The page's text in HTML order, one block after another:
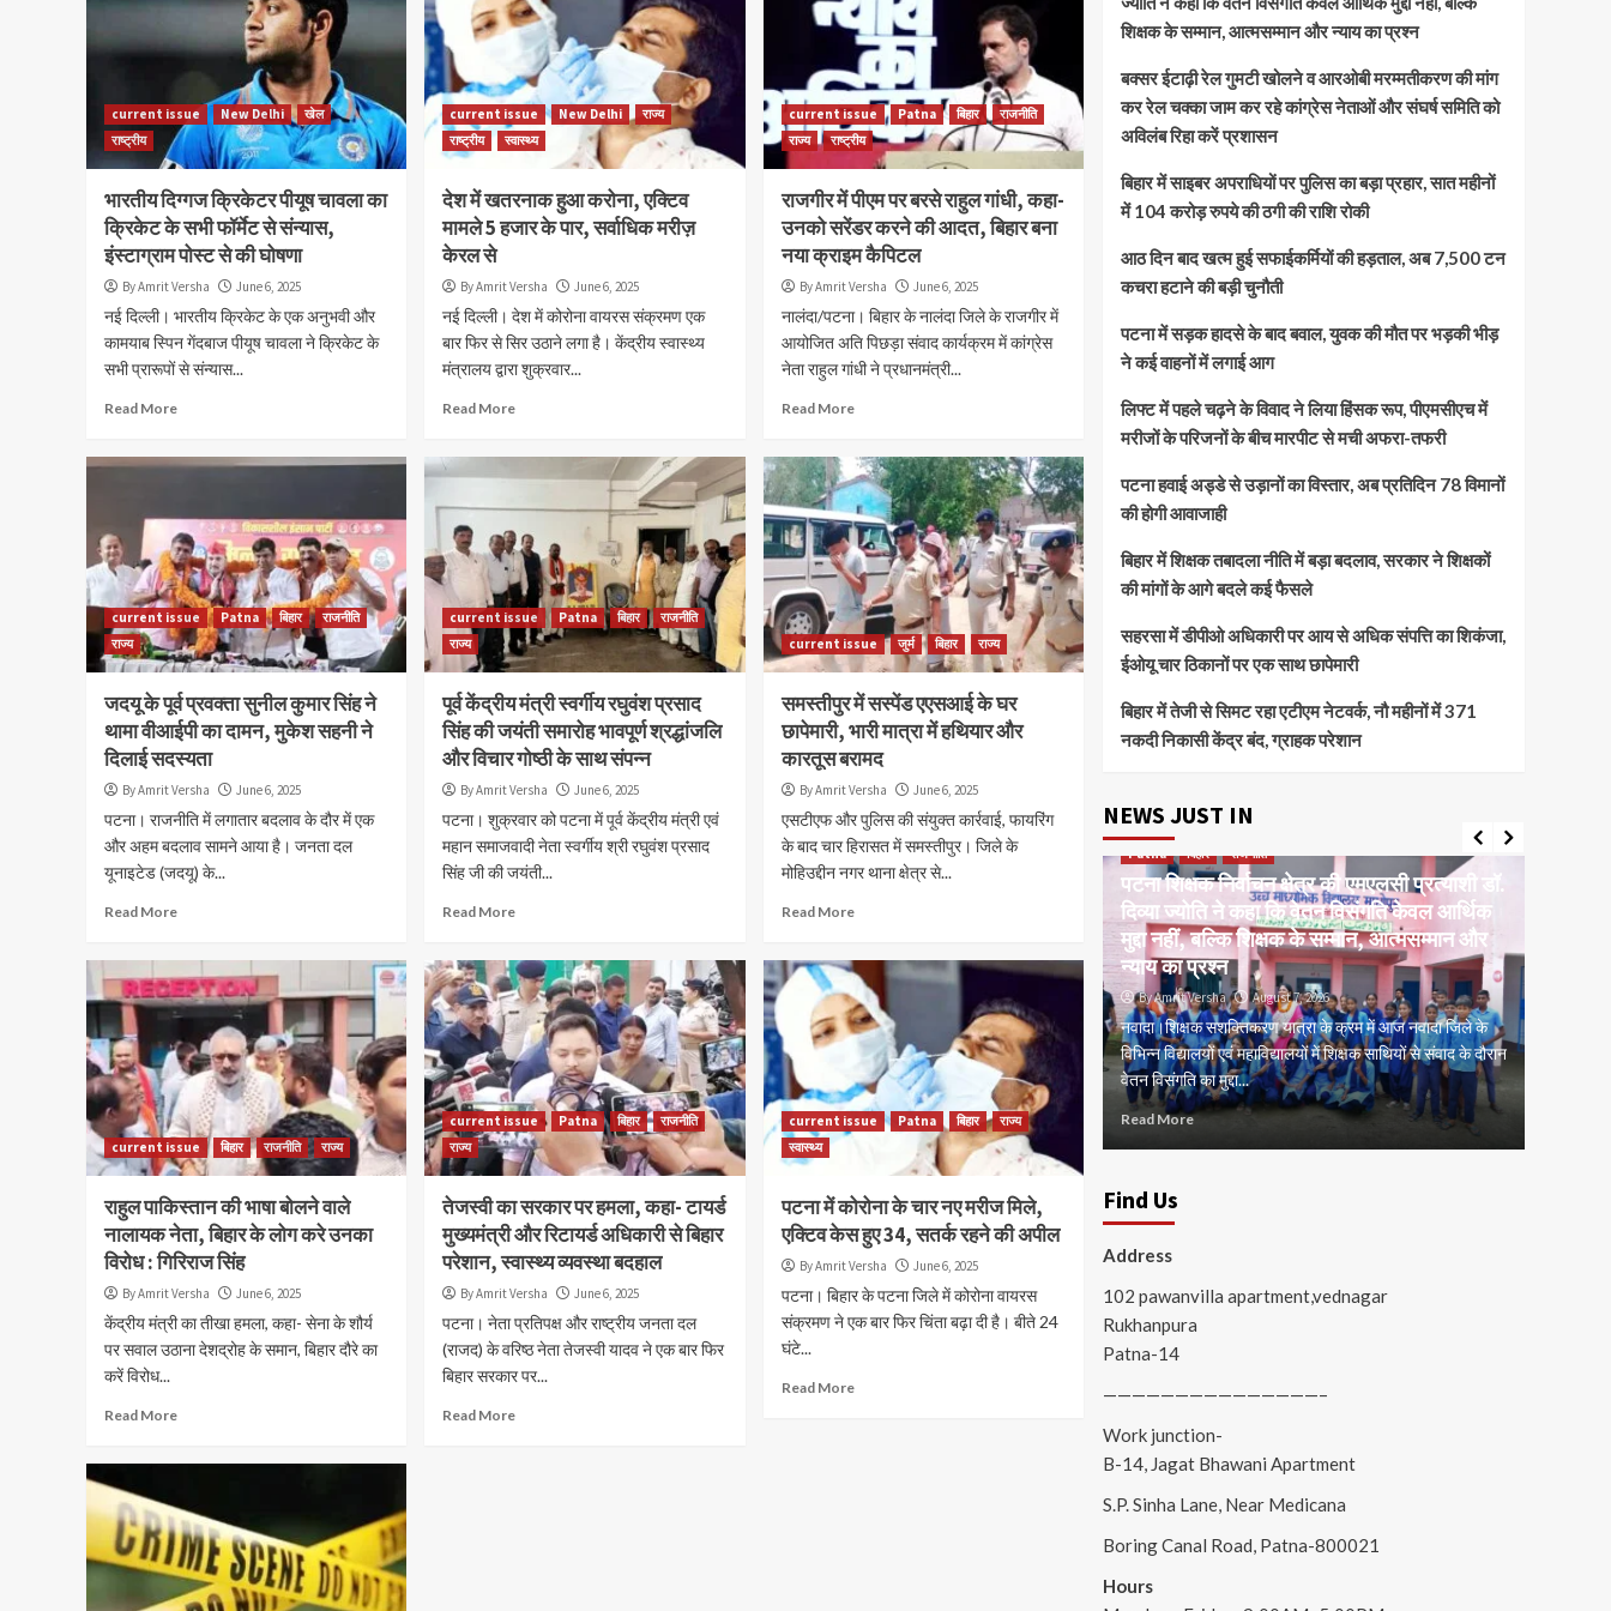
current issue New Delhi
खेल
राष्ट्रीय
भारतीय दिग्गज क्रिकेटर पीयूष चावला का
क्रिकेट के सभी फॉर्मेट से संन्यास,
इंस्टाग्राम पोस्ट से की घोषणा
By Amrit Versha June 6, 2025
नई दिल्ली। भारतीय क्रिकेट के एक अनुभवी और
कामयाब स्पिन गेंदबाज पीयूष चावला ने क्रिकेट के
सभी प्रारूपों से संन्यास...
Read More
current issue New Delhi
राज्य
राष्ट्रीय
स्वास्थ्य
देश में खतरनाक हुआ करोना, एक्टिव
मामले 5 हजार के पार, सर्वाधिक मरीज़
केरल से
By Amrit Versha June 6, 2025
नई दिल्ली। देश में कोरोना वायरस संक्रमण एक
बार फिर से सिर उठाने लगा है। केंद्रीय स्वास्थ्य
मंत्रालय द्वारा शुक्रवार...
Read More
current issue Patna बिहार
राजनीति
राज्य
राष्ट्रीय
राजगीर में पीएम पर बरसे राहुल गांधी, कहा-
उनको सरेंडर करने की आदत, बिहार बना
नया क्राइम कैपिटल
By Amrit Versha June 6, 2025
नालंदा/पटना। बिहार के नालंदा जिले के राजगीर में
आयोजित अति पिछड़ा संवाद कार्यक्रम में कांग्रेस
नेता राहुल गांधी ने प्रधानमंत्री...
Read More
current issue Patna बिहार
राजनीति
राज्य
जदयू के पूर्व प्रवक्ता सुनील कुमार सिंह ने
थामा वीआईपी का दामन, मुकेश सहनी ने
दिलाई सदस्यता
By Amrit Versha June 6, 2025
पटना। राजनीति में लगातार बदलाव के दौर में एक
और अहम बदलाव सामने आया है। जनता दल
यूनाइटेड (जदयू) के...
Read More
current issue Patna बिहार
राजनीति
राज्य
पूर्व केंद्रीय मंत्री स्वर्गीय रघुवंश प्रसाद
सिंह की जयंती समारोह भावपूर्ण श्रद्धांजलि
और विचार गोष्ठी के साथ संपन्न
By Amrit Versha June 6, 2025
पटना। शुक्रवार को पटना में पूर्व केंद्रीय मंत्री एवं
महान समाजवादी नेता स्वर्गीय श्री रघुवंश प्रसाद
सिंह जी की जयंती...
Read More
current issue जुर्म बिहार राज्य
समस्तीपुर में सस्पेंड एएसआई के घर
छापेमारी, भारी मात्रा में हथियार और
कारतूस बरामद
By Amrit Versha June 6, 2025
एसटीएफ और पुलिस की संयुक्त कार्रवाई, फायरिंग
के बाद चार हिरासत में समस्तीपुर। जिले के
मोहिउद्दीन नगर थाना क्षेत्र से...
Read More
current issue बिहार राजनीति राज्य
राहुल पाकिस्तान की भाषा बोलने वाले
नालायक नेता, बिहार के लोग करे उनका
विरोध : गिरिराज सिंह
By Amrit Versha June 6, 2025
केंद्रीय मंत्री का तीखा हमला, कहा- सेना के शौर्य
पर सवाल उठाना देशद्रोह के समान, बिहार दौरे का
करें विरोध...
Read More
current issue Patna बिहार
राजनीति
राज्य
तेजस्वी का सरकार पर हमला, कहा- टायर्ड
मुख्यमंत्री और रिटायर्ड अधिकारी से बिहार
परेशान, स्वास्थ्य व्यवस्था बदहाल
By Amrit Versha June 6, 2025
पटना। नेता प्रतिपक्ष और राष्ट्रीय जनता दल
(राजद) के वरिष्ठ नेता तेजस्वी यादव ने एक बार फिर
बिहार सरकार पर...
Read More
current issue Patna बिहार
राज्य
स्वास्थ्य
पटना में कोरोना के चार नए मरीज मिले,
एक्टिव केस हुए 34, सतर्क रहने की अपील
By Amrit Versha June 6, 2025
पटना। बिहार के पटना जिले में कोरोना वायरस
संक्रमण ने एक बार फिर चिंता बढ़ा दी है। बीते 24
घंटे...
Read More
शिक्षक के सम्मान, आत्मसम्मान और न्याय का प्रश्न
बक्सर ईटाढ़ी रेल गुमटी खोलने व आरओबी मरम्मतीकरण की मांग
कर रेल चक्का जाम कर रहे कांग्रेस नेताओं और संघर्ष समिति को
अविलंब रिहा करें प्रशासन
बिहार में साइबर अपराधियों पर पुलिस का बड़ा प्रहार, सात महीनों
में 104 करोड़ रुपये की ठगी की राशि रोकी
आठ दिन बाद खत्म हुई सफाईकर्मियों की हड़ताल, अब 7,500 टन
कचरा हटाने की बड़ी चुनौती
पटना में सड़क हादसे के बाद बवाल, युवक की मौत पर भड़की भीड़
ने कई वाहनों में लगाई आग
लिफ्ट में पहले चढ़ने के विवाद ने लिया हिंसक रूप, पीएमसीएच में
मरीजों के परिजनों के बीच मारपीट से मची अफरा-तफरी
पटना हवाई अड्डे से उड़ानों का विस्तार, अब प्रतिदिन 78 विमानों
की होगी आवाजाही
बिहार में शिक्षक तबादला नीति में बड़ा बदलाव, सरकार ने शिक्षकों
की मांगों के आगे बदले कई फैसले
सहरसा में डीपीओ अधिकारी पर आय से अधिक संपत्ति का शिकंजा,
ईओयू चार ठिकानों पर एक साथ छापेमारी
बिहार में तेजी से सिमट रहा एटीएम नेटवर्क, नौ महीनों में 371
नकदी निकासी केंद्र बंद, ग्राहक परेशान
NEWS JUST IN
current issue
भड़की भीड़ ने कई वाहनों में लगाई आग
By Amrit Versha August 7, 2026
अगमकुआं के जीरो माइल पर दुर्घटना के बाद राष्ट्रीय राजमार्ग रहा जाम,
पुलिस और प्रशासन को स्थिति संभालने में करनी पड़ी मशक्कत पुलिस
वाहनों, यात्री...
Read More
Patna बिहार राजनीति
पटना शिक्षक निर्वाचन क्षेत्र की एमएलसी प्रत्याशी डॉ.
दिव्या ज्योति ने कहा कि वेतन विसंगति केवल आर्थिक
मुद्दा नहीं, बल्कि शिक्षक के सम्मान, आत्मसम्मान और
न्याय का प्रश्न
By Amrit Versha August 7, 2026
नवादा।शिक्षक सशक्तिकरण यात्रा के क्रम में आज नवादा जिले के
विभिन्न विद्यालयों एवं महाविद्यालयों में शिक्षक साथियों से संवाद के दौरान
वेतन विसंगति का मुद्दा...
Read More
Find Us
Address
102 pawanvilla apartment,vednagar
Rukhanpura
Patna-14
———————————————–
Work junction-
B-14, Jagat Bhawani Apartment
S.P. Sinha Lane, Near Medicana
Boring Canal Road, Patna-800021
Hours